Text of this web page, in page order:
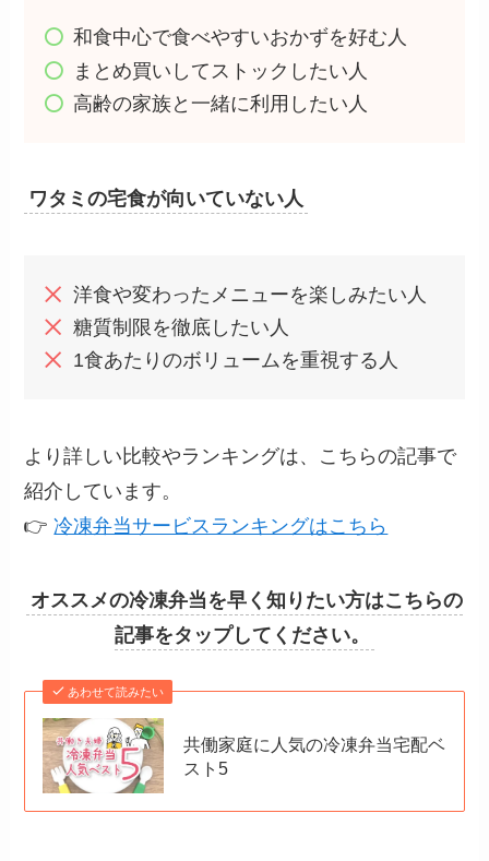
和食中心で食べやすいおかずを好む人
まとめ買いしてストックしたい人
高齢の家族と一緒に利用したい人
ワタミの宅食が向いていない人
洋食や変わったメニューを楽しみたい人
糖質制限を徹底したい人
1食あたりのボリュームを重視する人
より詳しい比較やランキングは、こちらの記事で
紹介しています。
👉冷凍弁当サービスランキングはこちら
オススメの冷凍弁当を早く知りたい方はこちらの
記事をタップしてください。
あわせて読みたい
共働家庭に人気の冷凍弁当宅配ベ
スト5